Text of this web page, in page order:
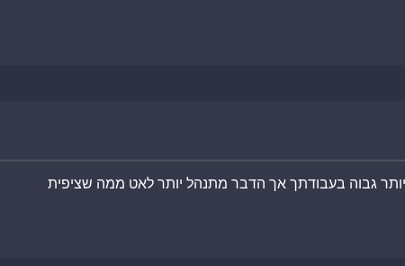
גבוה בעבודתך אך הדבר מתנהל יותר לאט ממה שציפית